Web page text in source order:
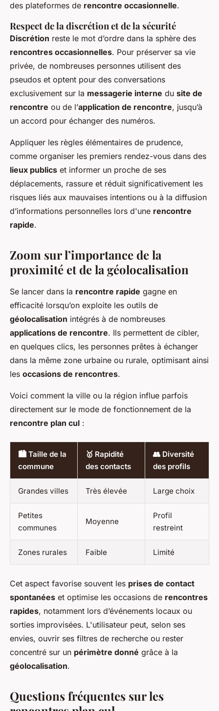
des plateformes de rencontre occasionnelle.
Respect de la discrétion et de la sécurité
Discrétion reste le mot d’ordre dans la sphère des
rencontres occasionnelles. Pour préserver sa vie
privée, de nombreuses personnes utilisent des
pseudos et optent pour des conversations
exclusivement sur la messagerie interne du site de
rencontre ou de l’application de rencontre, jusqu’à
un accord pour échanger des numéros.
Appliquer les règles élémentaires de prudence,
comme organiser les premiers rendez-vous dans des
lieux publics et informer un proche de ses
déplacements, rassure et réduit significativement les
risques liés aux mauvaises intentions ou à la diffusion
d’informations personnelles lors d'une rencontre
rapide.
Zoom sur l’importance de la
proximité et de la géolocalisation
Se lancer dans la rencontre rapide gagne en
efficacité lorsqu’on exploite les outils de
géolocalisation intégrés à de nombreuses
applications de rencontre. Ils permettent de cibler,
en quelques clics, les personnes prêtes à échanger
dans la même zone urbaine ou rurale, optimisant ainsi
les occasions de rencontres.
Voici comment la ville ou la région influe parfois
directement sur le mode de fonctionnement de la
rencontre plan cul :
🏙️ Taille de la
commune
🥇 Rapidité
des contacts
👥 Diversité
des profils
Grandes villes Très élevée Large choix
Petites
communes
Moyenne
Profil
restreint
Zones rurales Faible Limité
Cet aspect favorise souvent les prises de contact
spontanées et optimise les occasions de rencontres
rapides, notamment lors d’événements locaux ou
sorties improvisées. L'utilisateur peut, selon ses
envies, ouvrir ses filtres de recherche ou rester
concentré sur un périmètre donné grâce à la
géolocalisation.
Questions fréquentes sur les